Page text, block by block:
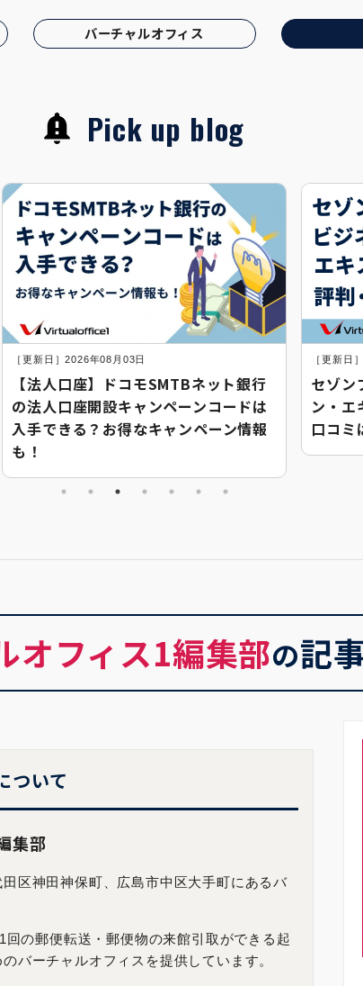
バーチャルオフィス
Pick up blog
［更新日］2026年08月03日
【法人口座】ドコモSMTBネット銀行
の法人口座開設キャンペーンコードは
入手できる？お得なキャンペーン情報
も！
［更新日
セゾン
ン・エ
口コミ
オフィス1編集部の記
ついて
集部
区神田神保町、広島市中区大手町にあるバ
回の郵便転送・郵便物の来館引取ができる起
バーチャルオフィスを提供しています。